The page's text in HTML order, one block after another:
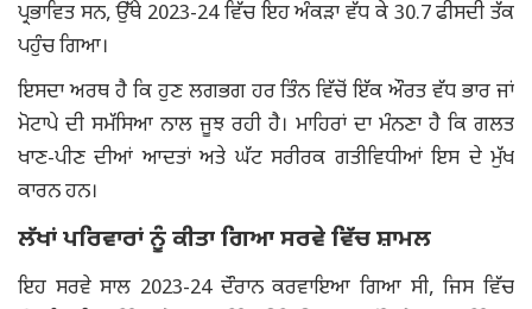
ਪ੍ਰਭਾਵਿਤ ਸਨ, ਉੱਥੇ 2023-24 ਵਿੱਚ ਇਹ ਅੰਕੜਾ ਵੱਧ ਕੇ 30.7 ਫੀਸਦੀ ਤੱਕ
ਪਹੁੰਚ ਗਿਆ।
ਇਸਦਾ ਅਰਥ ਹੈ ਕਿ ਹੁਣ ਲਗਭਗ ਹਰ ਤਿੰਨ ਵਿੱਚੋਂ ਇੱਕ ਔਰਤ ਵੱਧ ਭਾਰ ਜਾਂ
ਮੋਟਾਪੇ ਦੀ ਸਮੱਸਿਆ ਨਾਲ ਜੂਝ ਰਹੀ ਹੈ। ਮਾਹਿਰਾਂ ਦਾ ਮੰਨਣਾ ਹੈ ਕਿ ਗਲਤ
ਖਾਣ-ਪੀਣ ਦੀਆਂ ਆਦਤਾਂ ਅਤੇ ਘੱਟ ਸਰੀਰਕ ਗਤੀਵਿਧੀਆਂ ਇਸ ਦੇ ਮੁੱਖ
ਕਾਰਨ ਹਨ।
ਲੱਖਾਂ ਪਰਿਵਾਰਾਂ ਨੂੰ ਕੀਤਾ ਗਿਆ ਸਰਵੇ ਵਿੱਚ ਸ਼ਾਮਲ
ਇਹ ਸਰਵੇ ਸਾਲ 2023-24 ਦੌਰਾਨ ਕਰਵਾਇਆ ਗਿਆ ਸੀ, ਜਿਸ ਵਿੱਚ